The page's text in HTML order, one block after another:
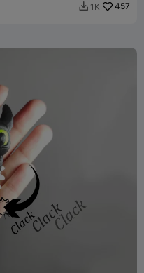
 1K 457